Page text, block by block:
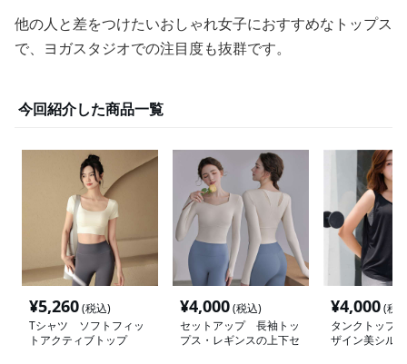
他の人と差をつけたいおしゃれ女子におすすめなトップス
で、ヨガスタジオでの注目度も抜群です。
今回紹介した商品一覧
¥5,260(税込)
Tシャツ ソフトフィッ
トアクティブトップ
¥4,000(税込)
セットアップ 長袖トッ
プス・レギンスの上下セ
¥4,000(税
タンクトップ
ザイン美シル